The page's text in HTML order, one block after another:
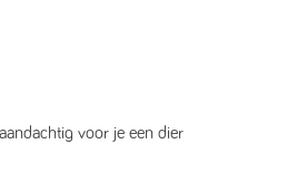
voor je een dier